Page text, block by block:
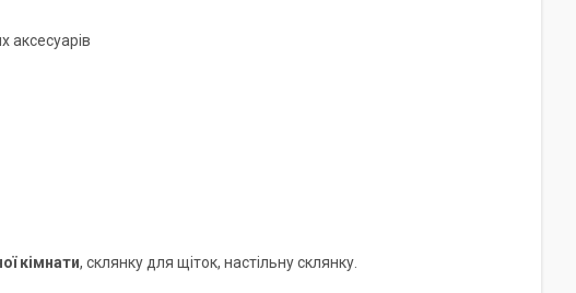
аксесуарів
кімнати, склянку для щіток, настільну склянку.